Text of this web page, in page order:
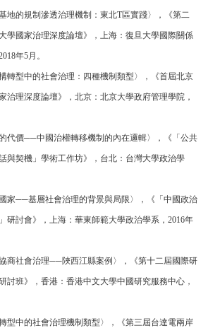
地的規制滲透治理機制：東北T區實踐〉，《第二
學國家治理深度論壇》，上海：復旦大學國際關係
年5月。
轉型中的社會治理：四種機制類型〉，《首屆北京
治理深度論壇》，北京：北京大學政府管理學院，
代價──中國治權轉移機制的內在邏輯〉，《「公共
與契機」學術工作坊》，台北：台灣大學政治學
家──基層社會治理的背景與局限〉，《「中國政治
研討會》，上海：華東師範大學政治學系，2016年
商社會治理──陜西江縣案例〉，《第十二屆國際研
討班》，香港：香港中文大學中國研究服務中心，
型中的社會治理機制類型〉，《第三屆台達電兩岸